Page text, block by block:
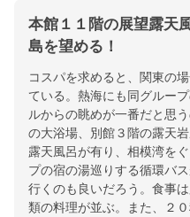
本館１１階の展望露天
島を望める！
コスパを求めると、関東の
ている。熱海にも同グルー
ルからの眺めが一番だと思
の大浴場、別館３階の露天
露天風呂が有り、相模湾を
プの宿の湯巡りする循環バ
行くのも良いだろう。食事
類の料理が並ぶ。また、２